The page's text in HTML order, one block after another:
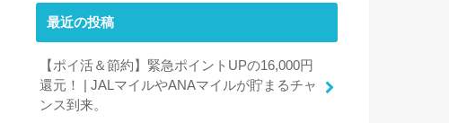
最近の投稿
【ポイ活＆節約】緊急ポイントUPの16,000円
還元！ | JALマイルやANAマイルが貯まるチャ
ンス到来。